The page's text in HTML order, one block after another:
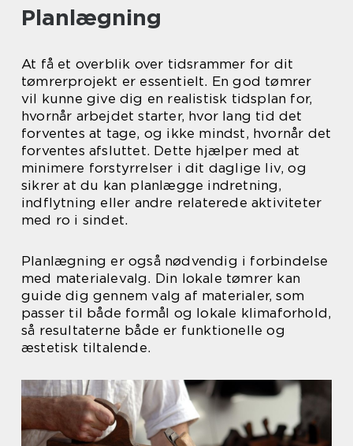
Planlægning
At få et overblik over tidsrammer for dit
tømrerprojekt er essentielt. En god tømrer
vil kunne give dig en realistisk tidsplan for,
hvornår arbejdet starter, hvor lang tid det
forventes at tage, og ikke mindst, hvornår det
forventes afsluttet. Dette hjælper med at
minimere forstyrrelser i dit daglige liv, og
sikrer at du kan planlægge indretning,
indflytning eller andre relaterede aktiviteter
med ro i sindet.
Planlægning er også nødvendig i forbindelse
med materialevalg. Din lokale tømrer kan
guide dig gennem valg af materialer, som
passer til både formål og lokale klimaforhold,
så resultaterne både er funktionelle og
æstetisk tiltalende.